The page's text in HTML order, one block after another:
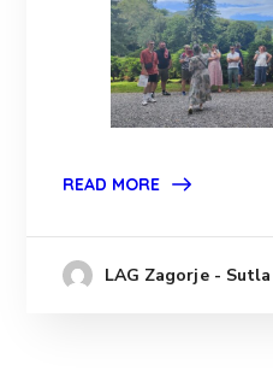
READ MORE
LAG Zagorje - Sutla